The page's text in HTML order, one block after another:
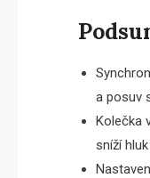
a posuv
Kolečka
sníží